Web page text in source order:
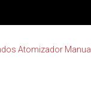
Atomizador Manual